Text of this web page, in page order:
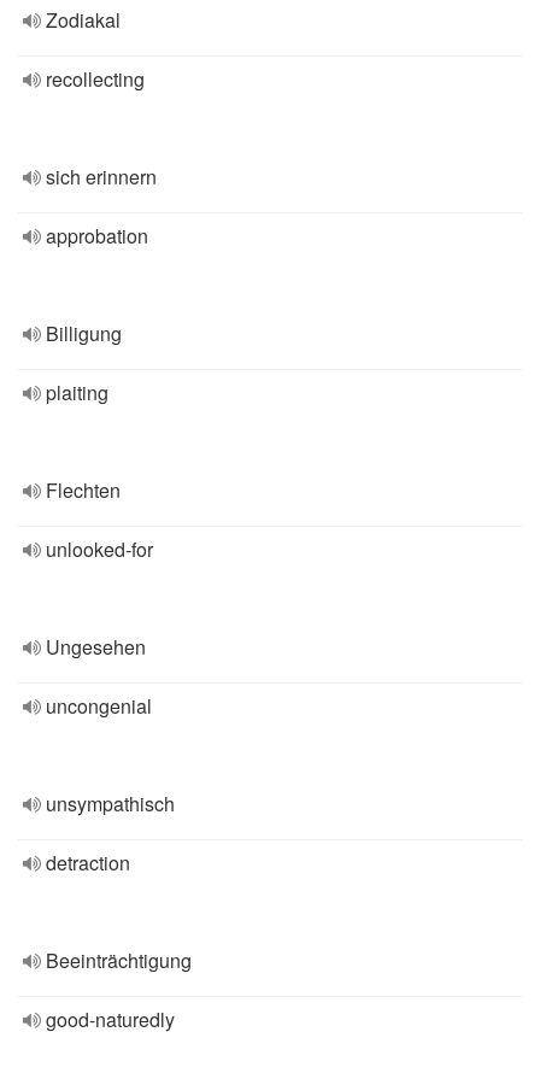
Zodiakal
recollecting
sich erinnern
approbation
Billigung
plaiting
Flechten
unlooked-for
Ungesehen
uncongenial
unsympathisch
detraction
Beeinträchtigung
good-naturedly